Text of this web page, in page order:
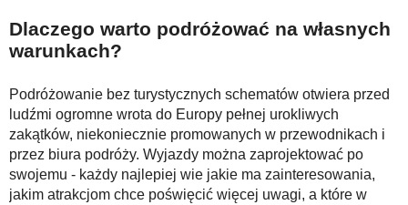
Dlaczego warto podróżować na własnych
warunkach?
Podróżowanie bez turystycznych schematów otwiera przed
ludźmi ogromne wrota do Europy pełnej urokliwych
zakątków, niekoniecznie promowanych w przewodnikach i
przez biura podróży. Wyjazdy można zaprojektować po
swojemu - każdy najlepiej wie jakie ma zainteresowania,
jakim atrakcjom chce poświęcić więcej uwagi, a które w